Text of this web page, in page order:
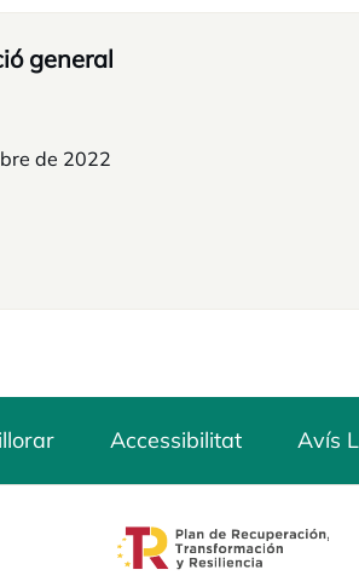
general
de 2022
Accessibilitat Avís
opens in a new